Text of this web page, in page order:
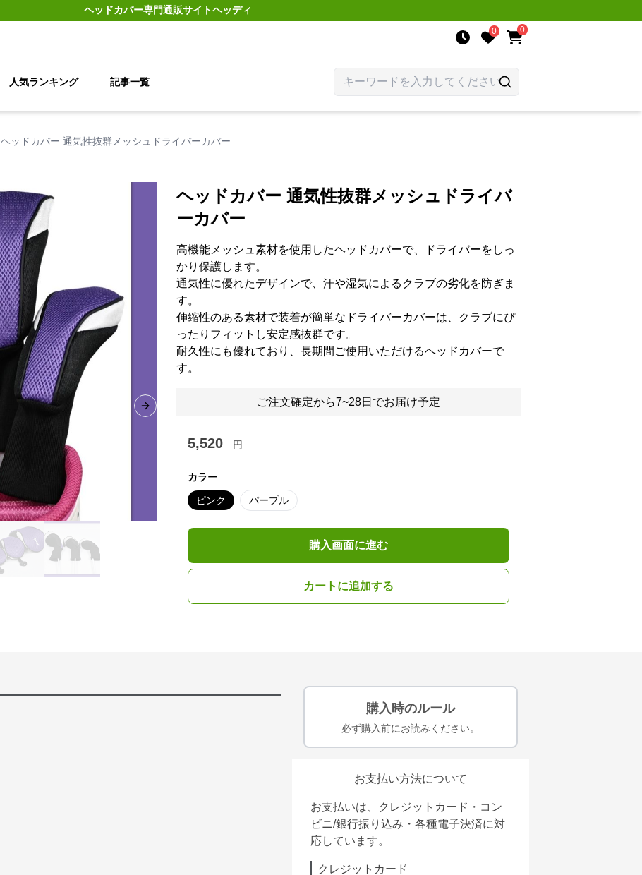
ヘッドカバー専門通販サイトヘッディ
0 0
人気ランキング 記事一覧
ヘッドカバー 通気性抜群メッシュドライバーカバー
Next slide
ヘッドカバー 通気性抜群メッシュドライバ
ーカバー
高機能メッシュ素材を使用したヘッドカバーで、ドライバーをしっ
かり保護します。
通気性に優れたデザインで、汗や湿気によるクラブの劣化を防ぎま
す。
伸縮性のある素材で装着が簡単なドライバーカバーは、クラブにぴ
ったりフィットし安定感抜群です。
耐久性にも優れており、長期間ご使用いただけるヘッドカバーで
す。
ご注文確定から7~28日でお届け予定
5,520 円
カラー
ピンク パープル
購入画面に進む
カートに追加する
購入時のルール
必ず購入前にお読みください。
お支払い方法について
お支払いは、クレジットカード・コン
ビニ/銀行振り込み・各種電子決済に対
応しています。
クレジットカード